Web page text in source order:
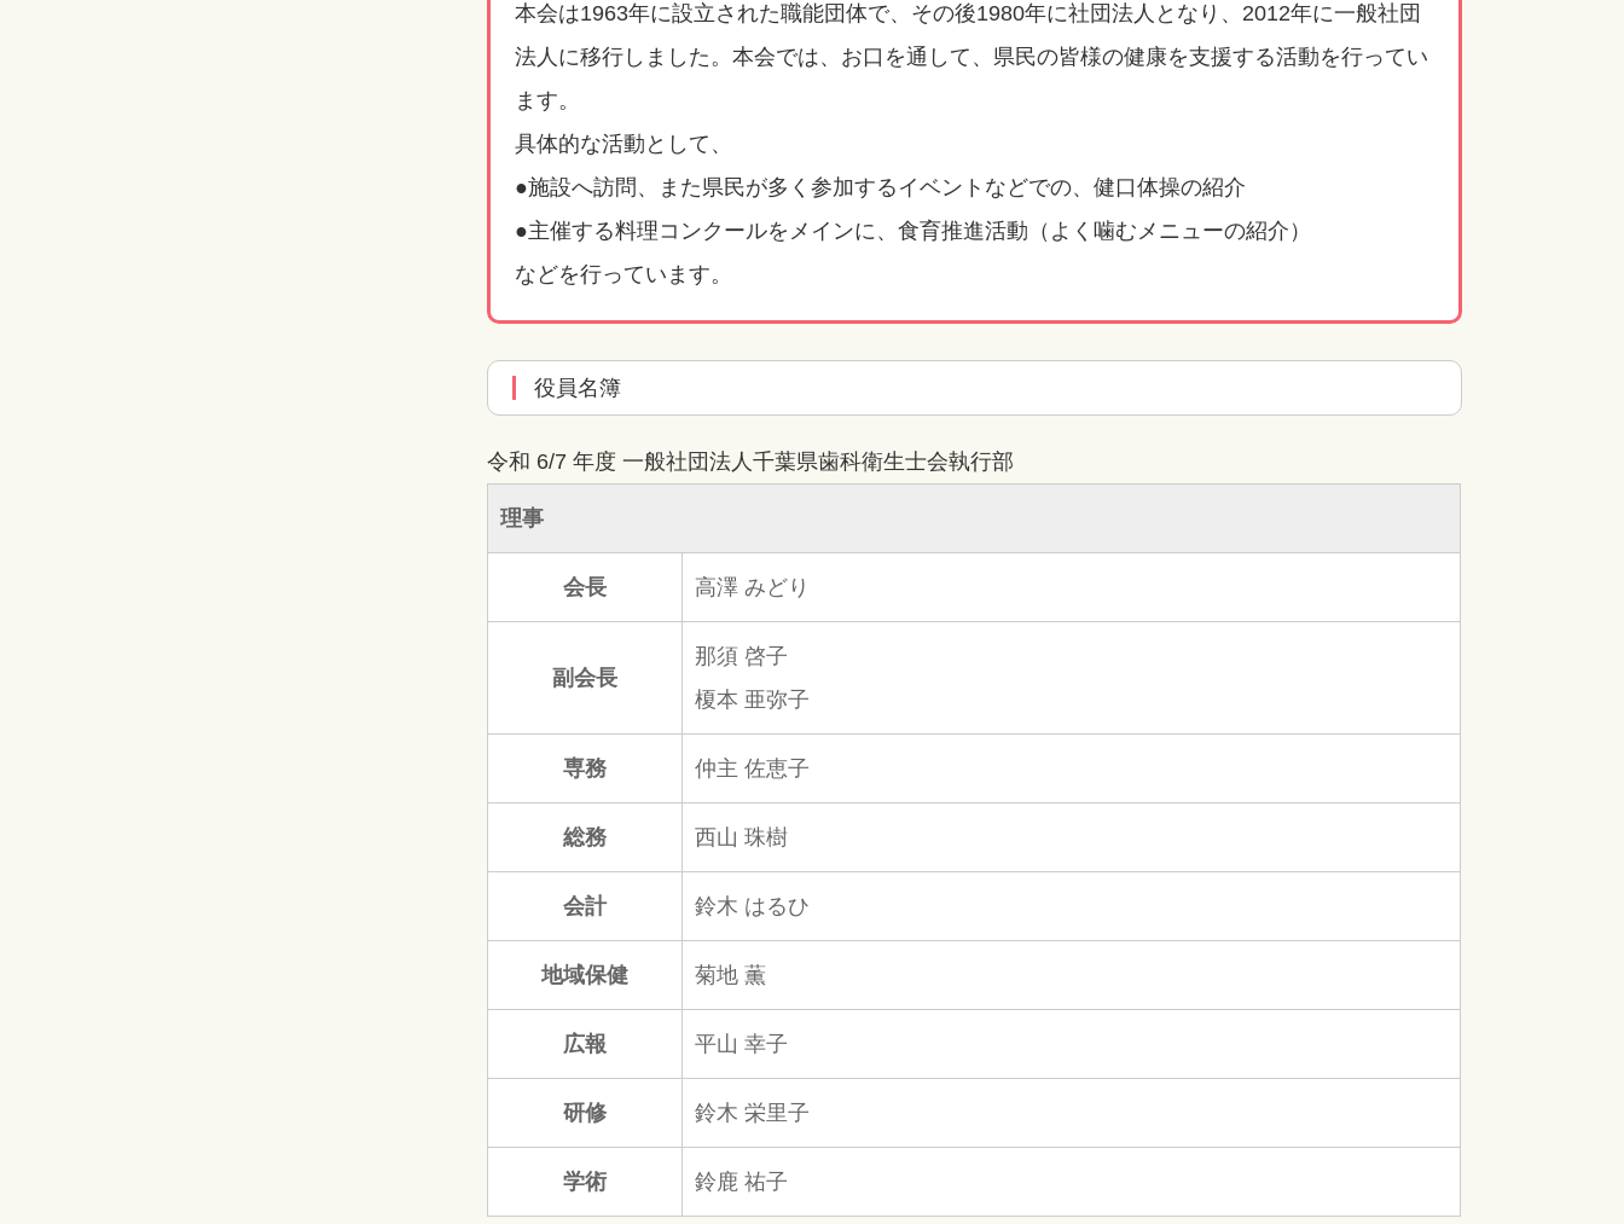
本会は1963年に設立された職能団体で、その後1980年に社団法人となり、2012年に一般社団
法人に移行しました。本会では、お口を通して、県民の皆様の健康を支援する活動を行ってい
ます。
具体的な活動として、
●施設へ訪問、また県民が多く参加するイベントなどでの、健口体操の紹介
●主催する料理コンクールをメインに、食育推進活動（よく噛むメニューの紹介）
などを行っています。
役員名簿
令和 6/7 年度 一般社団法人千葉県歯科衛生士会執行部
理事
会長 高澤 みどり
副会長
那須 啓子
榎本 亜弥子
専務 仲主 佐恵子
総務 西山 珠樹
会計 鈴木 はるひ
地域保健 菊地 薫
広報 平山 幸子
研修 鈴木 栄里子
学術 鈴鹿 祐子